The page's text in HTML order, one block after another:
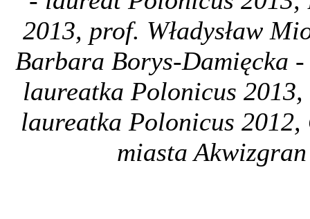
2013, prof. Władysław
Barbara Borys-Damięcka
laureatka Polonicus
laureatka Polonicus
miasta